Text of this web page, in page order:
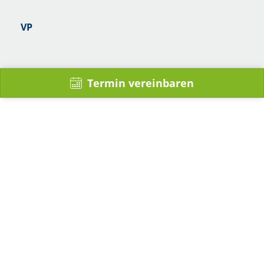
VP
Termin vereinbaren